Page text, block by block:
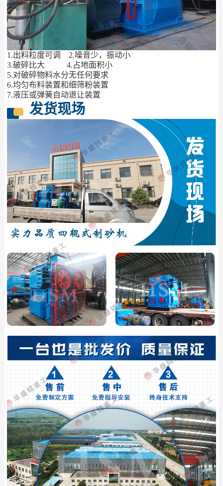
1.出料粒度可调 2.噪音少，振动小
3.破碎比大 4.占地面积小
5.对破碎物料水分无任何要求
6.均匀布料装置和细筛粉装置
7.液压或弹簧自动退让装置
发货现场